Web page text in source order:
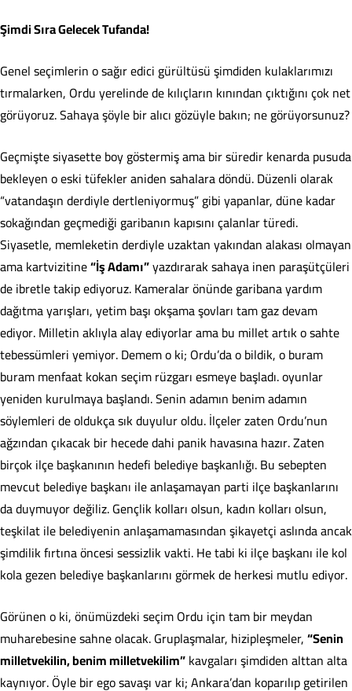
Şimdi Sıra Gelecek Tufanda!
Genel seçimlerin o sağır edici gürültüsü şimdiden kulaklarımızı
tırmalarken, Ordu yerelinde de kılıçların kınından çıktığını çok net
görüyoruz. Sahaya şöyle bir alıcı gözüyle bakın; ne görüyorsunuz?
Geçmişte siyasette boy göstermiş ama bir süredir kenarda pusuda
bekleyen o eski tüfekler aniden sahalara döndü. Düzenli olarak
“vatandaşın derdiyle dertleniyormuş” gibi yapanlar, düne kadar
sokağından geçmediği garibanın kapısını çalanlar türedi.
Siyasetle, memleketin derdiyle uzaktan yakından alakası olmayan
ama kartvizitine“İş Adamı”yazdırarak sahaya inen paraşütçüleri
de ibretle takip ediyoruz. Kameralar önünde garibana yardım
dağıtma yarışları, yetim başı okşama şovları tam gaz devam
ediyor. Milletin aklıyla alay ediyorlar ama bu millet artık o sahte
tebessümleri yemiyor. Demem o ki; Ordu’da o bildik, o buram
buram menfaat kokan seçim rüzgarı esmeye başladı. oyunlar
yeniden kurulmaya başlandı. Senin adamın benim adamın
söylemleri de oldukça sık duyulur oldu. İlçeler zaten Ordu’nun
ağzından çıkacak bir hecede dahi panik havasına hazır. Zaten
birçok ilçe başkanının hedefi belediye başkanlığı. Bu sebepten
mevcut belediye başkanı ile anlaşamayan parti ilçe başkanlarını
da duymuyor değiliz. Gençlik kolları olsun, kadın kolları olsun,
teşkilat ile belediyenin anlaşamamasından şikayetçi aslında ancak
şimdilik fırtına öncesi sessizlik vakti. He tabi ki ilçe başkanı ile kol
kola gezen belediye başkanlarını görmek de herkesi mutlu ediyor.
Görünen o ki, önümüzdeki seçim Ordu için tam bir meydan
muharebesine sahne olacak. Gruplaşmalar, hizipleşmeler,“Senin
milletvekilin, benim milletvekilim”kavgaları şimdiden alttan alta
kaynıyor. Öyle bir ego savaşı var ki; Ankara’dan koparılıp getirilen